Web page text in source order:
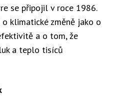
se připojil v roce 1986.
klimatické změně jako o
a o tom, že
a teplo tisíců